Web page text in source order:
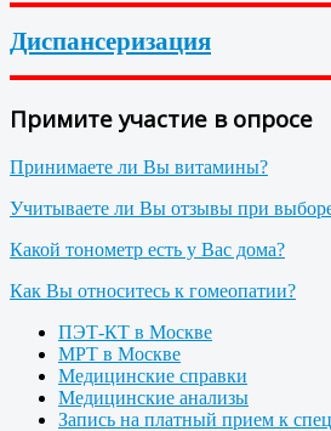
Диспансеризация
Примите участие в опросе
Принимаете ли Вы витамины?
Учитываете ли Вы отзывы при
Какой тонометр есть у Вас дома?
Как Вы относитесь к гомеопатии?
ПЭТ-КТ в Москве
МРТ в Москве
Медицинские справки
Медицинские анализы
Запись на платный прием к